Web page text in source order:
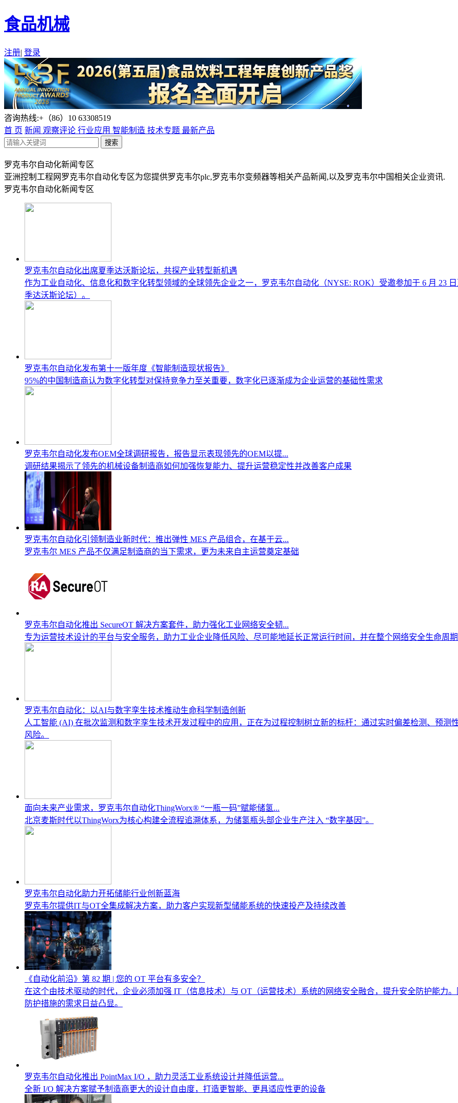
食品机械
注册| 登录
咨询热线:+（86）10 63308519
首 页 新闻 观察评论 行业应用 智能制造 技术专题 最新产品
罗克韦尔自动化新闻专区
亚洲控制工程网罗克韦尔自动化专区为您提供罗克韦尔plc,罗克韦尔变频器等相关产品新闻,以及罗克韦尔中国相关企业资讯.
罗克韦尔自动化新闻专区
罗克韦尔自动化出席夏季达沃斯论坛，共探产业转型新机遇
作为工业自动化、信息化和数字化转型领域的全球领先企业之一，罗克韦尔自动化（NYSE: ROK）受邀参加于 6 月 23
季达沃斯论坛）。
罗克韦尔自动化发布第十一版年度《智能制造现状报告》
95%的中国制造商认为数字化转型对保持竞争力至关重要，数字化已逐渐成为企业运营的基础性需求
罗克韦尔自动化发布OEM全球调研报告，报告显示表现领先的OEM以提...
调研结果揭示了领先的机械设备制造商如何加强恢复能力、提升运营稳定性并改善客户成果
罗克韦尔自动化引领制造业新时代：推出弹性 MES 产品组合，在基于云...
罗克韦尔 MES 产品不仅满足制造商的当下需求，更为未来自主运营奠定基础
罗克韦尔自动化推出 SecureOT 解决方案套件，助力强化工业网络安全韧...
专为运营技术设计的平台与安全服务，助力工业企业降低风险、尽可能地延长正常运行时间，并在整个网络安全生命周
罗克韦尔自动化：以AI与数字孪生技术推动生命科学制造创新
人工智能 (AI) 在批次监测和数字孪生技术开发过程中的应用，正在为过程控制树立新的标杆：通过实时偏差检测、预
风险。
面向未来产业需求，罗克韦尔自动化ThingWorx® “一瓶一码”赋能储氢...
北京麦斯时代以ThingWorx为核心构建全流程追溯体系，为储氢瓶头部企业生产注入 “数字基因”。
罗克韦尔自动化助力开拓储能行业创新蓝海
罗克韦尔提供IT与OT全集成解决方案，助力客户实现新型储能系统的快速投产及持续改善
《自动化前沿》第 82 期 | 您的 OT 平台有多安全？
在这个由技术驱动的时代，企业必须加强 IT（信息技术）与 OT（运营技术）系统的网络安全融合，提升安全防护能力
防护措施的需求日益凸显。
罗克韦尔自动化推出 PointMax I/O ，助力灵活工业系统设计并降低运营...
全新 I/O 解决方案赋予制造商更大的设计自由度，打造更智能、更具适应性更的设备